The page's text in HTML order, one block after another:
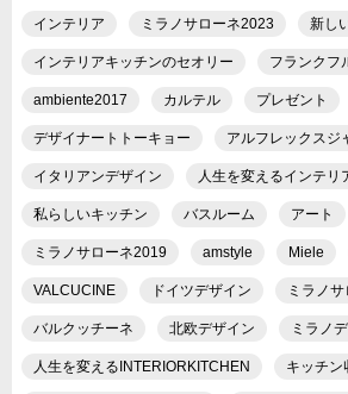
インテリア ミラノサローネ2023 新し
インテリアキッチンのセオリー フランクフ
ambiente2017 カルテル プレゼント
デザイナートトーキョー アルフレックスジ
イタリアンデザイン 人生を変えるインテリ
私らしいキッチン バスルーム アート
ミラノサローネ2019 amstyle Miele
VALCUCINE ドイツデザイン ミラノ
バルクッチーネ 北欧デザイン ミラノ
人生を変えるINTERIORKITCHEN キッチン